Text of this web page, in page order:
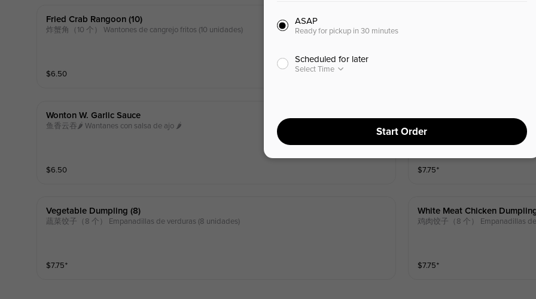
Fried Crab Rangoon (10)
炸蟹角（10 个） Wantones de cangrejo fritos (10 unidades)
$6.50
Wonton W. Garlic Sauce
鱼香云吞🌶 Wantanes con salsa de ajo 🌶
$6.50
猪肉饺子（8 个） Empanadillas
$7.75⁺
Vegetable Dumpling (8)
蔬菜饺子（8 个） Empanadillas de verduras (8 unidades)
$7.75⁺
White Meat Chicken
鸡肉饺子（8 个） Empanadillas
$7.75⁺
ASAP
Ready for pickup in 30 minutes
Scheduled for later
Select Time
Start Order